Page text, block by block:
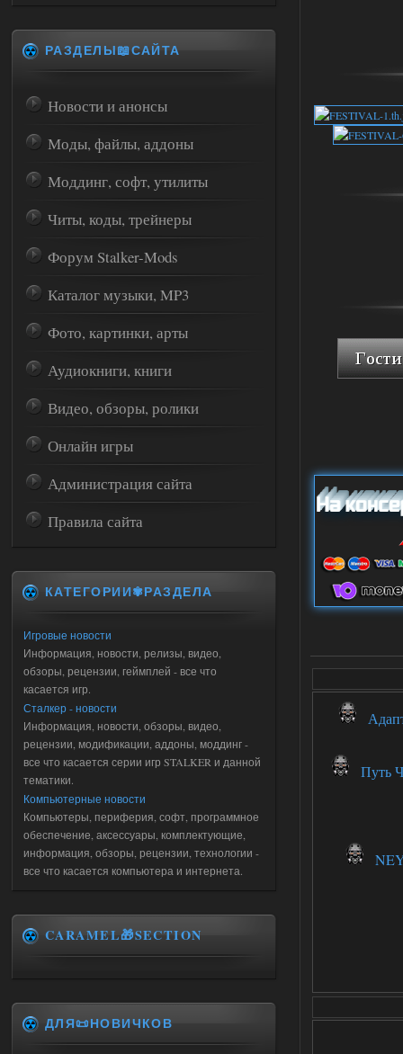
Путь
РАЗДЕЛЫ📖САЙТА
Новости и анонсы
Моды, файлы, аддоны
Моддинг, софт, утилиты
Читы, коды, трейнеры
Форум Stalker-Mods
Каталог музыки, MP3
Фото, картинки, арты
Аудиокниги, книги
Видео, обзоры, ролики
Онлайн игры
Администрация сайта
Правила сайта
КАТЕГОРИИ✾РАЗДЕЛА
Игровые новости
Информация, новости, релизы, видео,
обзоры, рецензии, геймплей - все что
касается игр.
Сталкер - новости
Информация, новости, обзоры, видео,
рецензии, модификации, аддоны, моддинг -
все что касается серии игр STALKER и данной
тематики.
Компьютерные новости
Компьютеры, периферия, софт, программное
обеспечение, аксессуары, комплектующие,
информация, обзоры, рецензии, технологии -
все что касается компьютера и интернета.
CARAMEL🎁SECTION
ДЛЯ📜НОВИЧКОВ